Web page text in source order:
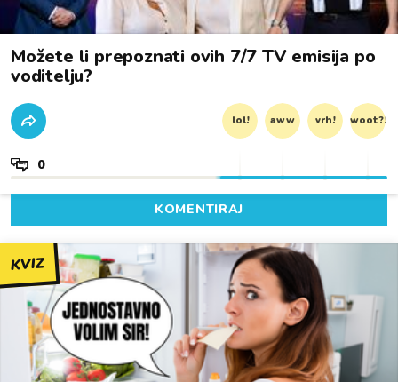
Možete li prepoznati ovih 7/7 TV emisija po
voditelju?
lol! aww vrh! woot?!
0
KOMENTIRAJ
KVIZ